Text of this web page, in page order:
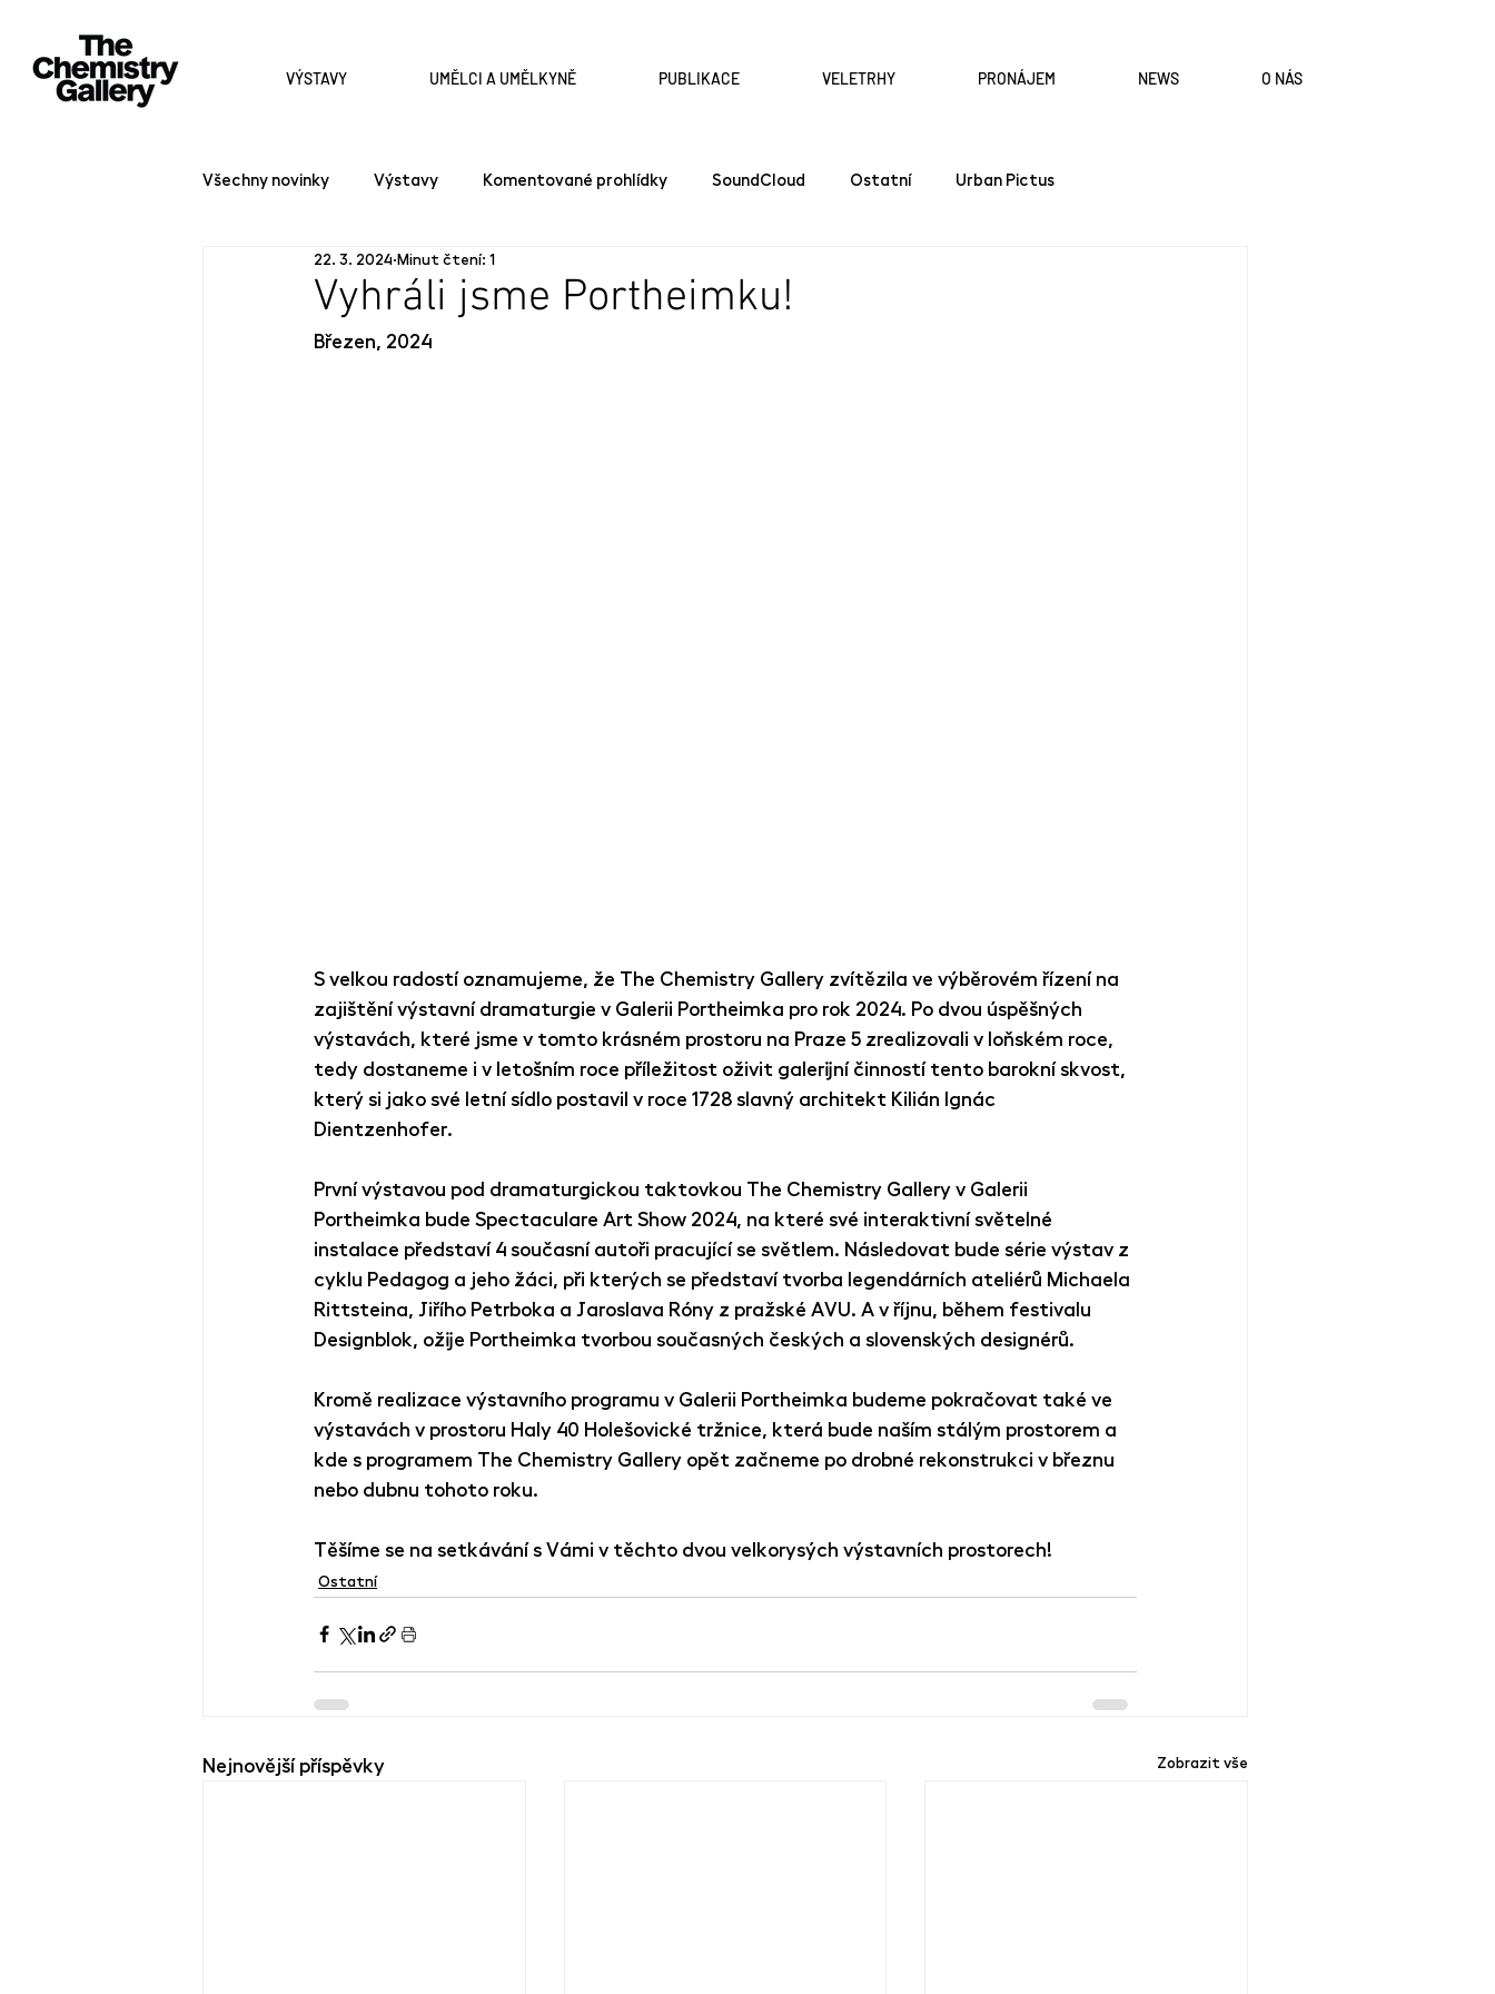
VÝSTAVY UMĚLCI A UMĚLKYNĚ PUBLIKACE VELETRHY PRONÁJEM NEWS O NÁS
Všechny novinky Výstavy Komentované prohlídky SoundCloud Ostatní Urban Pictus
Vyhráli jsme Portheimku!
22. 3. 2024 Minut čtení: 1
Březen, 2024
S velkou radostí oznamujeme, že The Chemistry Gallery zvítězila ve výběrovém řízení na
zajištění výstavní dramaturgie v Galerii Portheimka pro rok 2024. Po dvou úspěšných
výstavách, které jsme v tomto krásném prostoru na Praze 5 zrealizovali v loňském roce,
tedy dostaneme i v letošním roce příležitost oživit galerijní činností tento barokní skvost,
který si jako své letní sídlo postavil v roce 1728 slavný architekt Kilián Ignác
Dientzenhofer.
První výstavou pod dramaturgickou taktovkou The Chemistry Gallery v Galerii
Portheimka bude Spectaculare Art Show 2024, na které své interaktivní světelné
instalace představí 4 současní autoři pracující se světlem. Následovat bude série výstav z
cyklu Pedagog a jeho žáci, při kterých se představí tvorba legendárních ateliérů Michaela
Rittsteina, Jiřího Petrboka a Jaroslava Róny z pražské AVU. A v říjnu, během festivalu
Designblok, ožije Portheimka tvorbou současných českých a slovenských designérů.
Kromě realizace výstavního programu v Galerii Portheimka budeme pokračovat také ve
výstavách v prostoru Haly 40 Holešovické tržnice, která bude naším stálým prostorem a
kde s programem The Chemistry Gallery opět začneme po drobné rekonstrukci v březnu
nebo dubnu tohoto roku.
Těšíme se na setkávání s Vámi v těchto dvou velkorysých výstavních prostorech!
Ostatní
Nejnovější příspěvky Zobrazit vše